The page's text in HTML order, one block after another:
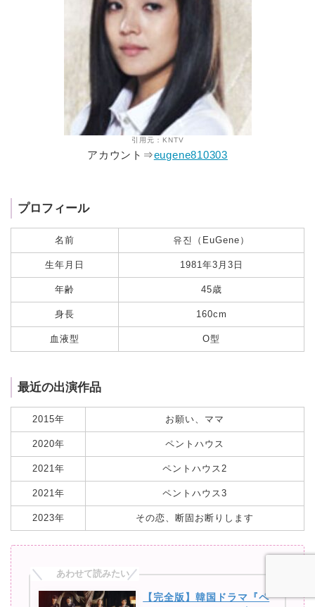
引用元：KNTV
アカウント⇒eugene810303
プロフィール
名前 유진（EuGene）
生年月日 1981年3月3日
年齢 45歳
身長 160cm
血液型 O型
最近の出演作品
2015年 お願い、ママ
2020年 ペントハウス
2021年 ペントハウス2
2021年 ペントハウス3
2023年 その恋、断固お断りします
【完全版】韓国ドラマ『ペ